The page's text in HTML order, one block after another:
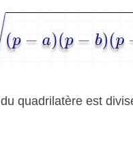
quadrilatère est